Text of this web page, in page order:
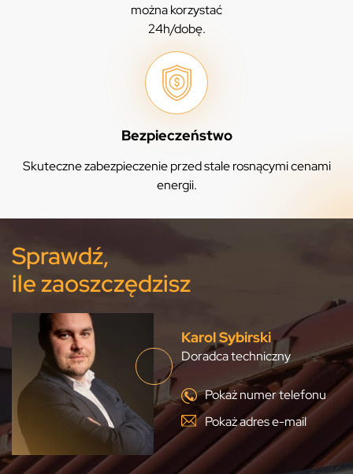
można korzystać
24h/dobę.
Bezpieczeństwo
Skuteczne zabezpieczenie przed stale rosnącymi cenami
energii.
Sprawdź,
ile zaoszczędzisz
Karol Sybirski
Doradca techniczny
Pokaż numer telefonu
Pokaż adres e-mail